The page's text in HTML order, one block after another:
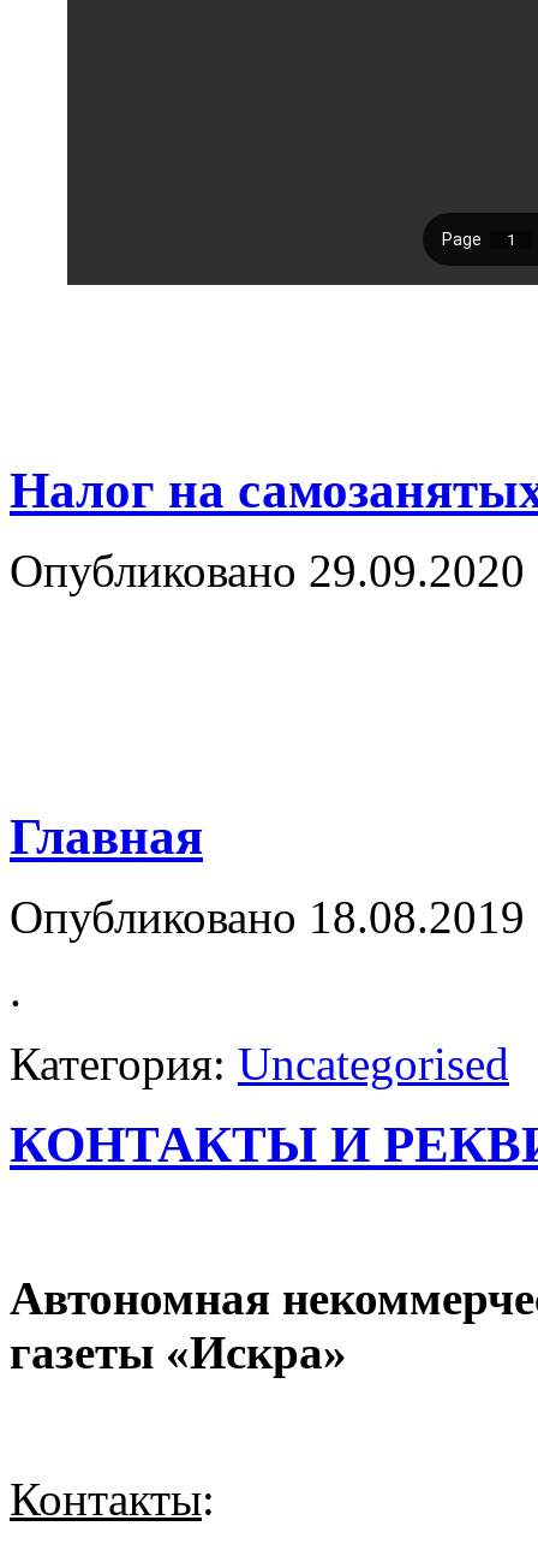
Налог на
Опубликовано
Главная
Опубликовано
.
Категория: Uncategorised
КОНТАКТЫ И
Автономная
газеты «Искра»
Контакты: